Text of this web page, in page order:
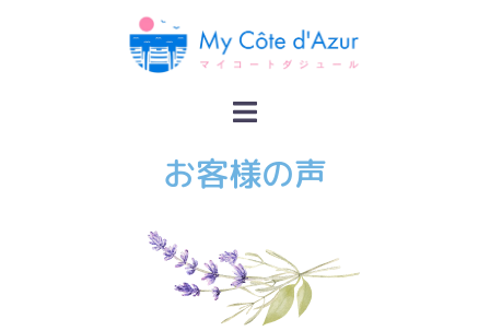
お客様の声